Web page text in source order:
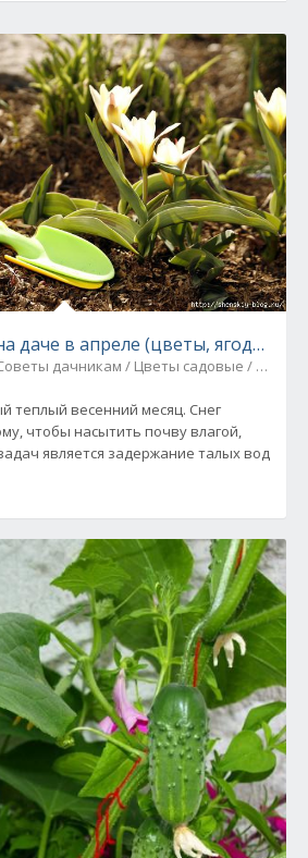
даче в апреле (цветы, ягоды и
дачникам / Цветы садовые / Ягоды
теплый весенний месяц. Снег
чтобы насытить почву влагой,
является задержание талых вод